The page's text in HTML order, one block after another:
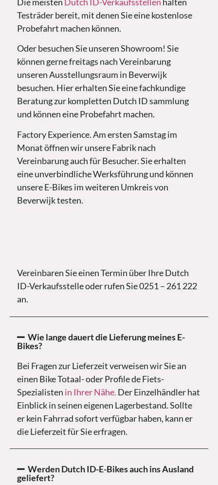
Testräder bereit, mit denen Sie eine kostenlose
Probefahrt machen können.
Oder besuchen Sie unseren Showroom! Sie
können gerne freitags nach Vereinbarung
unseren Ausstellungsraum in Beverwijk
besuchen. Hier erhalten Sie eine fachkundige
Beratung zur kompletten Dutch ID sammlung
und können eine Probefahrt machen.
Factory Experience. Am ersten Samstag im
Monat öffnen wir unsere Fabrik nach
Vereinbarung auch für Besucher. Sie erhalten
eine unverbindliche Werksführung und können
unsere E-Bikes im weiteren Umkreis von
Beverwijk testen.
Vereinbaren Sie einen Termin über Ihre Dutch
ID-Verkaufsstelle oder rufen Sie 0251 – 261 222
an.
Wie lange dauert die Lieferung meines E-
Bikes?
Bei Fragen zur Lieferzeit verweisen wir Sie an
einen Bike Totaal- oder Profile de Fiets-
Spezialisten in Ihrer Nähe. Der Einzelhändler hat
Einblick in seinen eigenen Lagerbestand. Sollte
er kein Fahrrad sofort verfügbar haben, kann er
die Lieferzeit für Sie erfragen.
Werden Dutch ID-E-Bikes auch ins Ausland
geliefert?